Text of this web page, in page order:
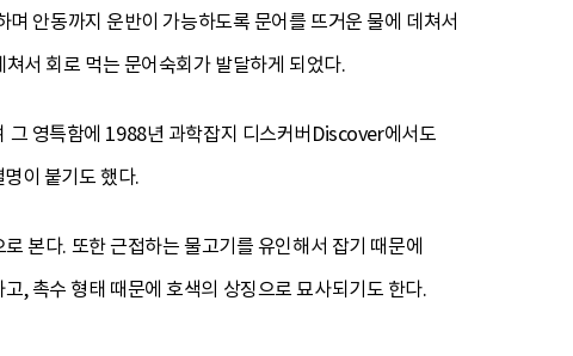
안동까지 운반이 가능하도록 문어를 뜨거운 물에 데쳐서
서 회로 먹는 문어숙회가 발달하게 되었다.
영특함에 1988년 과학잡지 디스커버Discover에서도
이 붙기도 했다.
본다. 또한 근접하는 물고기를 유인해서 잡기 때문에
, 촉수 형태 때문에 호색의 상징으로 묘사되기도 한다.